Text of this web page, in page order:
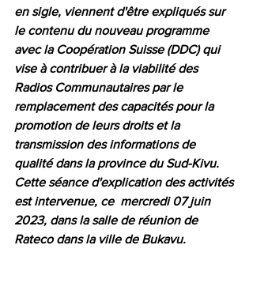
en sigle, viennent d'être expliqués sur
le contenu du nouveau programme
avec la Coopération Suisse (DDC) qui
vise à contribuer à la viabilité des
Radios Communautaires par le
remplacement des capacités pour la
promotion de leurs droits et la
transmission des informations de
qualité dans la province du Sud-Kivu.
Cette séance d'explication des activités
est intervenue, ce  mercredi 07 juin
2023, dans la salle de réunion de
Rateco dans la ville de Bukavu.